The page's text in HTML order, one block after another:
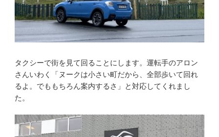
タクシーで街を見て回ることにします。運転手のアロン
さんいわく「ヌークは小さい町だから、全部歩いて回れ
るよ。でももちろん案内するさ」と対応してくれまし
た。